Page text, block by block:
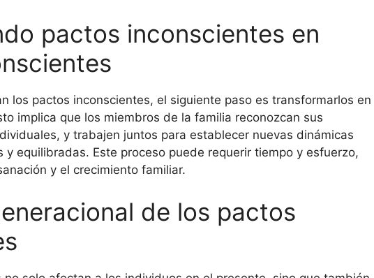
pactos inconscientes en
los pactos inconscientes, el siguiente paso es transformarlos en
implica que los miembros de la familia reconozcan sus
y trabajen juntos para establecer nuevas dinámicas
y equilibradas. Este proceso puede requerir tiempo y esfuerzo,
y el crecimiento familiar.
de los pactos